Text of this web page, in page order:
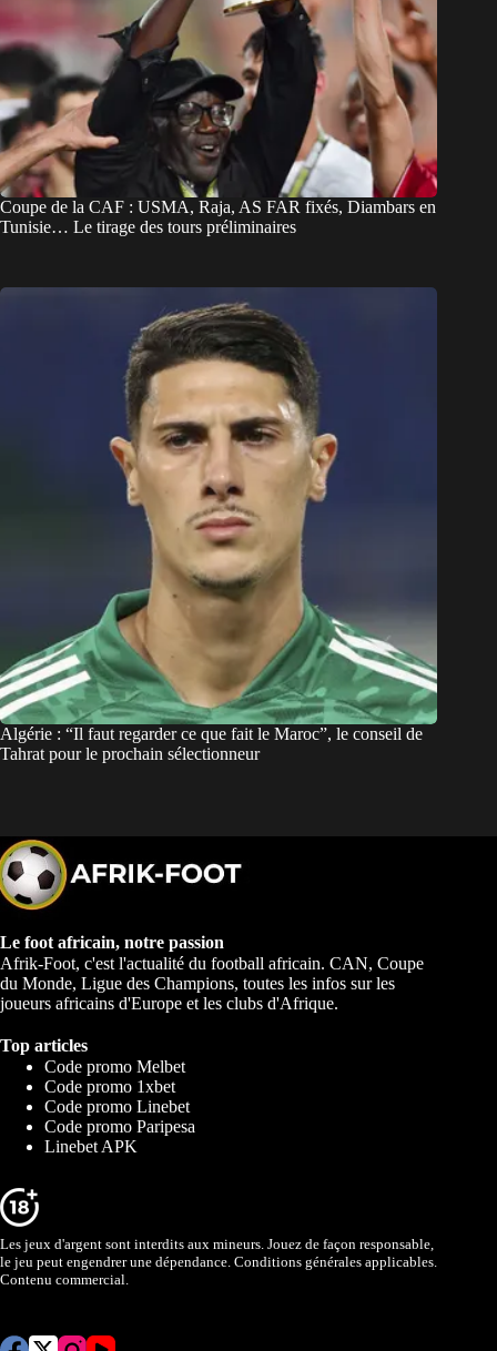
Coupe de la CAF : USMA, Raja, AS FAR fixés, Diambars en
Tunisie… Le tirage des tours préliminaires
Algérie : “Il faut regarder ce que fait le Maroc”, le conseil de
Tahrat pour le prochain sélectionneur
Le foot africain, notre passion
Afrik-Foot, c'est l'actualité du football africain. CAN, Coupe
du Monde, Ligue des Champions, toutes les infos sur les
joueurs africains d'Europe et les clubs d'Afrique.
Top articles
Code promo Melbet
Code promo 1xbet
Code promo Linebet
Code promo Paripesa
Linebet APK
Les jeux d'argent sont interdits aux mineurs. Jouez de façon responsable,
le jeu peut engendrer une dépendance. Conditions générales applicables.
Contenu commercial.